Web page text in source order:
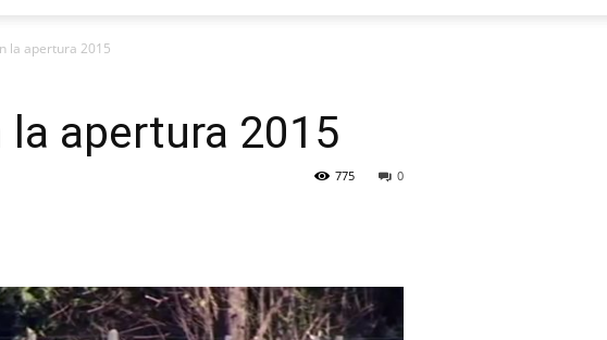
la apertura 2015
la apertura 2015
0
775